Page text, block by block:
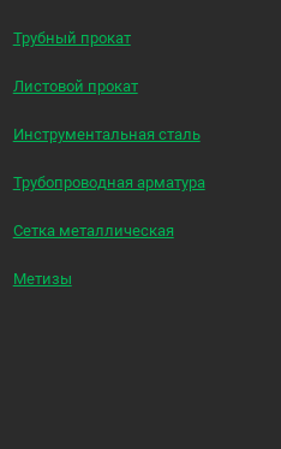
Трубный прокат
Листовой прокат
Инструментальная сталь
Трубопроводная арматура
Сетка металлическая
Метизы